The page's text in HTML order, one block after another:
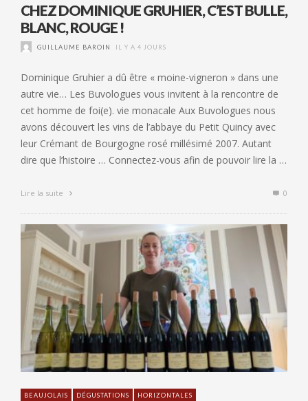
CHEZ DOMINIQUE GRUHIER, C’EST BULLE,
BLANC, ROUGE !
GUILLAUME BAROIN IL Y A 4 JOURS
Dominique Gruhier a dû être « moine-vigneron » dans une
autre vie… Les Buvologues vous invitent à la rencontre de
cet homme de foi(e). vie monacale Aux Buvologues nous
avons découvert les vins de l’abbaye du Petit Quincy avec
leur Crémant de Bourgogne rosé millésimé 2007. Autant
dire que l’histoire … Connectez-vous afin de pouvoir lire la …
Lire la suite 0
BEAUJOLAIS DÉGUSTATIONS
HORIZONTALES